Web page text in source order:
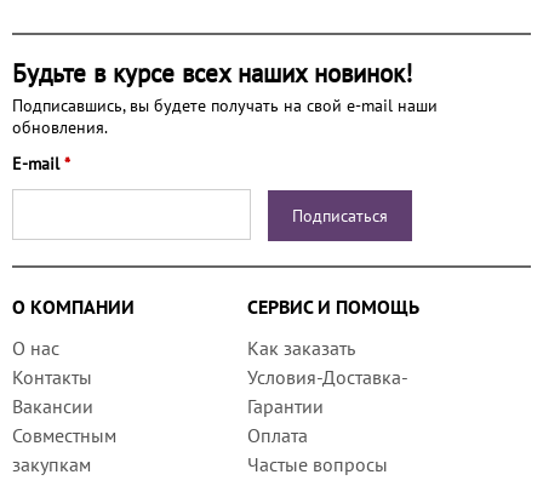
Будьте в курсе всех наших новинок!
Подписавшись, вы будете получать на свой e-mail наши
обновления.
E-mail*
О КОМПАНИИ
СЕРВИС И ПОМОЩЬ
О нас
Контакты
Вакансии
Совместным
закупкам
Как заказать
Условия-Доставка-
Гарантии
Оплата
Частые вопросы